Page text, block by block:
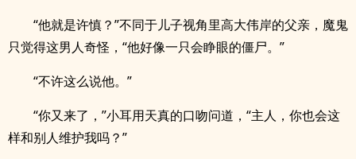
“他就是许慎？”不同于儿子视角里高大伟岸的父亲，魔鬼
只觉得这男人奇怪，“他好像一只会睁眼的僵尸。”
“不许这么说他。”
“你又来了，”小耳用天真的口吻问道，“主人，你也会这
样和别人维护我吗？”